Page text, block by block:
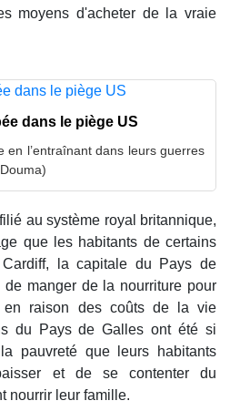
moyens d'acheter de la vraie
dans le piège US
en l’entraînant dans leurs guerres
au système royal britannique,
que les habitants de certains
la capitale du Pays de
manger de la nourriture pour
en raison des coûts de la vie
du Pays de Galles ont été si
pauvreté que leurs habitants
et de se contenter du
nourrir leur famille.